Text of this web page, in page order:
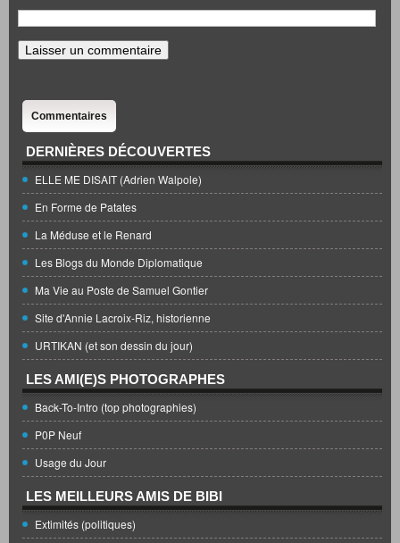
Commentaires
DERNIÈRES DÉCOUVERTES
ELLE ME DISAIT (Adrien Walpole)
En Forme de Patates
La Méduse et le Renard
Les Blogs du Monde Diplomatique
Ma Vie au Poste de Samuel Gontier
Site d'Annie Lacroix-Riz, historienne
URTIKAN (et son dessin du jour)
LES AMI(E)S PHOTOGRAPHES
Back-To-Intro (top photographies)
P0P Neuf
Usage du Jour
LES MEILLEURS AMIS DE BIBI
Extimités (politiques)